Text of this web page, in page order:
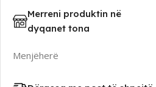
Merreni produktin në
dyqanet tona
Menjëherë